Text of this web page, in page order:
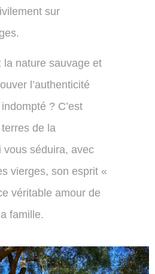
sur
la nature sauvage et
l’authenticité
? C’est
terres de la
vous séduira, avec
vierges, son esprit «
véritable amour de
famille.